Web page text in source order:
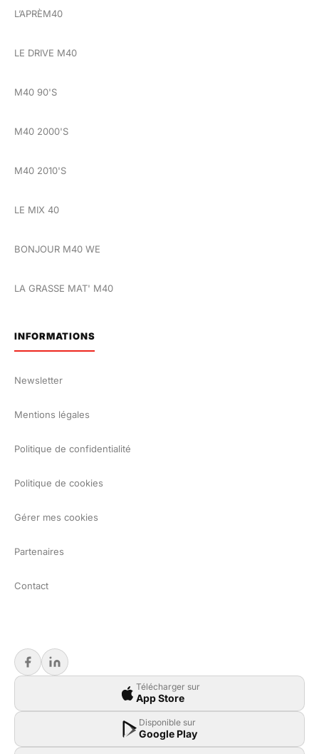
L’APRÈM40
LE DRIVE M40
M40 90'S
M40 2000'S
M40 2010'S
LE MIX 40
BONJOUR M40 WE
LA GRASSE MAT' M40
INFORMATIONS
Newsletter
Mentions légales
Politique de confidentialité
Politique de cookies
Gérer mes cookies
Partenaires
Contact
Télécharger sur
App Store
Disponible sur
Google Play